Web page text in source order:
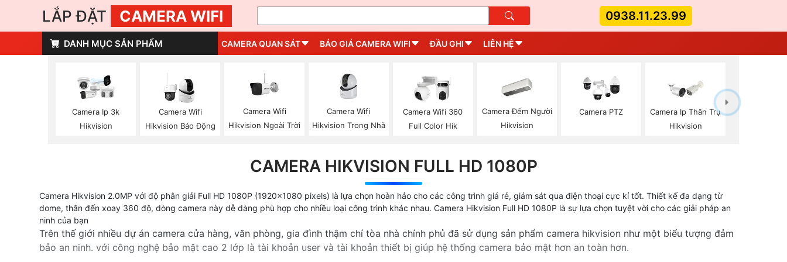
LẮP ĐẶT CAMERA WIFI 0938.11.23.99
DANH MỤC SẢN PHẨM CAMERA QUAN SÁT BÁO GIÁ CAMERA WIFI ĐẦU GHI LIÊN HỆ
Camera Ip 3k
Hikvision
Camera Wifi
Hikvision Báo Động
Camera Wifi
Hikvision Ngoài Trời
Camera Wifi
Hikvision Trong Nhà
Camera Wifi 360
Full Color Hik
Camera Đếm Người
Hikvision
Camera PTZ
Camera Ip Thân Trụ
Hikvision
CAMERA HIKVISION FULL HD 1080P
Camera Hikvision 2.0MP với độ phân giải Full HD 1080P (1920x1080 pixels) là lựa chọn hoàn hảo cho các công trình giá rẻ, giám sát qua điện thoại cực kỉ tốt. Thiết kế đa dạng từ
dome, thân đến xoay 360 độ, dòng camera này dễ dàng phù hợp cho nhiều loại công trình khác nhau. Camera Hikvision Full HD 1080P là sự lựa chọn tuyệt vời cho các giải pháp an
ninh của bạn
Trên thế giới nhiều dự án camera cửa hàng, văn phòng, gia đình thậm chí tòa nhà chính phủ đã sử dụng sản phẩm camera hikvision như một biểu tượng đảm
bảo an ninh. với công nghệ bảo mật cao 2 lớp là tài khoản user và tài khoản thiết bị giúp hệ thống camera bảo mật hơn an toàn hơn.